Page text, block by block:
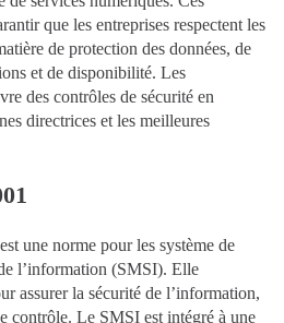
que les entreprises respectent les
de protection des données, de
et de disponibilité. Les
des contrôles de sécurité en
directrices et les meilleures
une norme pour les système de
l’information (SMSI). Elle
assurer la sécurité de l’information,
contrôle. Le SMSI est intégré à une